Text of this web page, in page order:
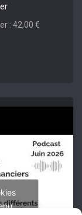
: 42,00 €